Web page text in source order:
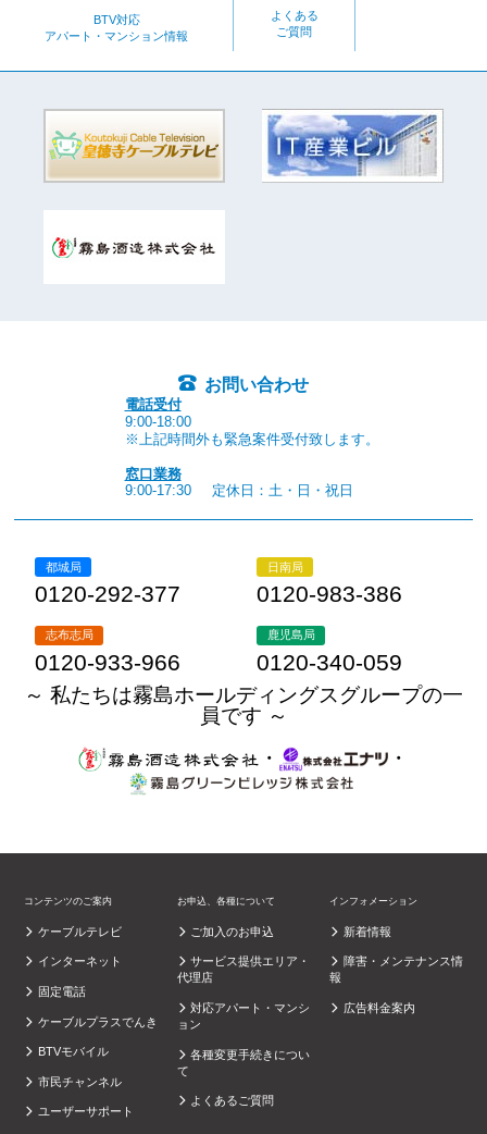
BTV対応
アパート・マンション情報
よくある
ご質問
お問い合わせ
電話受付
9:00-18:00
※上記時間外も緊急案件受付致します。
窓口業務
9:00-17:30
定休日：土・日・祝日
都城局
0120-292-377
日南局
0120-983-386
志布志局
0120-933-966
鹿児島局
0120-340-059
～ 私たちは霧島ホールディングスグループの一
員です ～
・
・
コンテンツのご案内
ケーブルテレビ
インターネット
固定電話
ケーブルプラスでんき
BTVモバイル
市民チャンネル
ユーザーサポート
お申込、各種について
ご加入のお申込
サービス提供エリア・
代理店
対応アパート・マンシ
ョン
各種変更手続きについ
て
よくあるご質問
インフォメーション
新着情報
障害・メンテナンス情
報
広告料金案内